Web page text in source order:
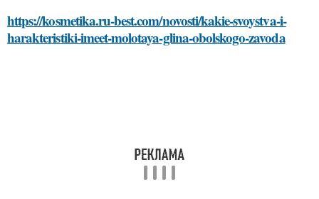
https://kosmetika.ru-best.com/novosti/kakie-svoystva-i-
harakteristiki-imeet-molotaya-glina-obolskogo-zavoda